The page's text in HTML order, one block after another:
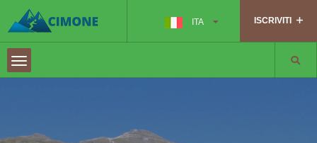
ISCRIVITI
ITA